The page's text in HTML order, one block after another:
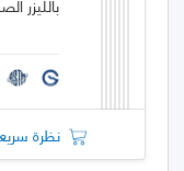
نظرة